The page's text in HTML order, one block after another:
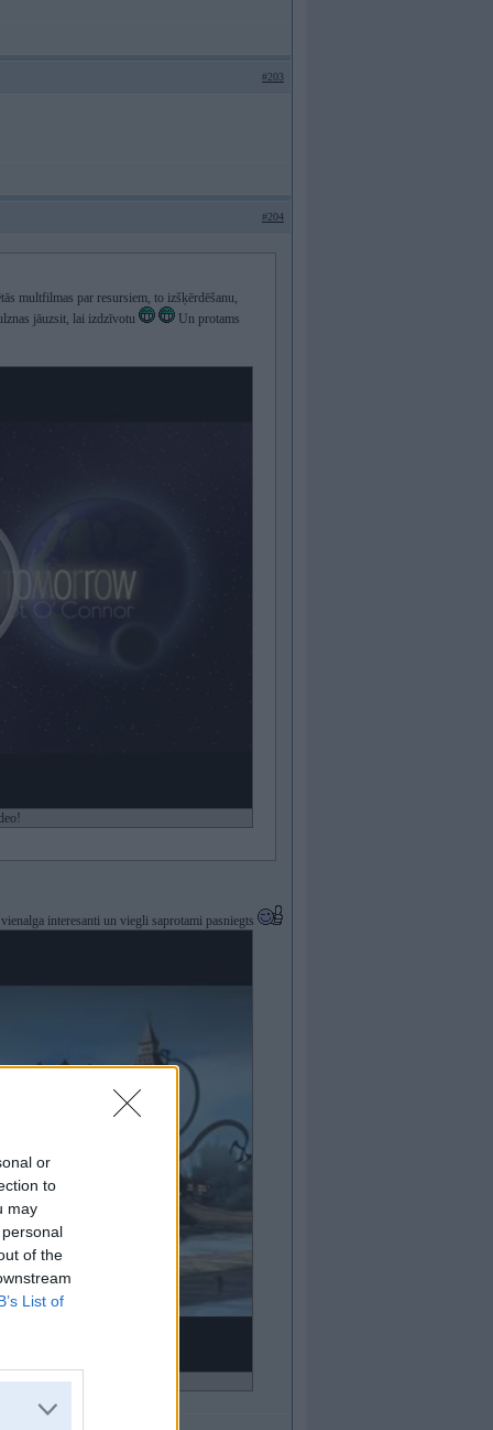
or
to
may
of the
List of
#203
#204
multfilmas par resursiem, to izšķērdēšanu,
jāuzsit, lai izdzīvotu
Un protams
interesanti un viegli saprotami pasniegts